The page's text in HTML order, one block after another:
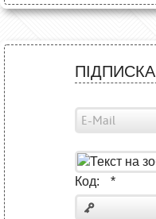
ПІДПИСКА
Код: *